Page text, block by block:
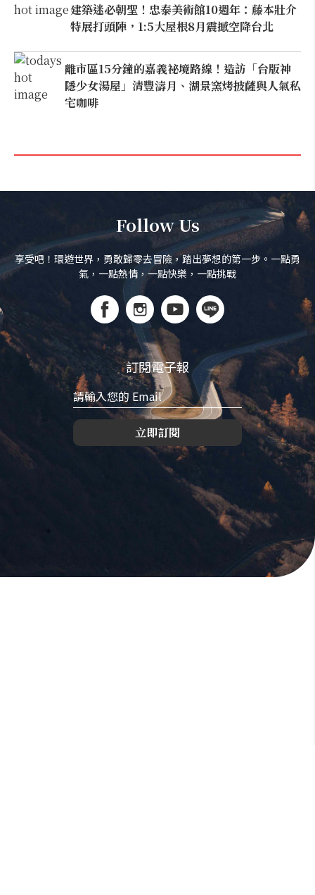
建築迷必朝聖！忠泰美術館10週年：藤本壯介
特展打頭陣，1:5大屋根8月震撼空降台北
離市區15分鐘的嘉義祕境路線！造訪「台版神
隱少女湯屋」清豐濤月、湖景窯烤披薩與人氣私
宅咖啡
Follow Us
享受吧！環遊世界，勇敢歸零去冒險，踏出夢想的第一步。一點勇
氣，一點熱情，一點快樂，一點挑戰
訂閱電子報
立即訂閱